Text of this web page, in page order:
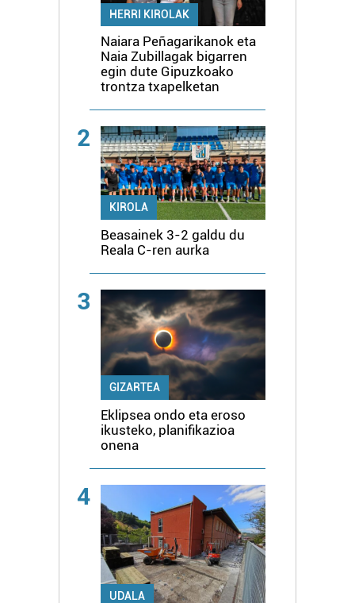
HERRI KIROLAK
Naiara Peñagarikanok eta
Naia Zubillagak bigarren
egin dute Gipuzkoako
trontza txapelketan
2
KIROLA
Beasainek 3-2 galdu du
Reala C-ren aurka
3
GIZARTEA
Eklipsea ondo eta eroso
ikusteko, planifikazioa
onena
4
UDALA